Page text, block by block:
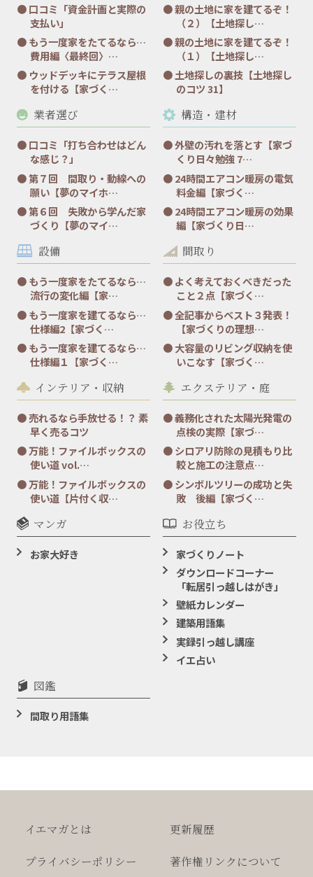
口コミ「資金計画と実際の
支払い」
もう一度家をたてるなら…
費用編〈最終回〉…
ウッドデッキにテラス屋根
を付ける【家づく…
親の土地に家を建てるぞ！
（２）【土地探し…
親の土地に家を建てるぞ！
（１）【土地探し…
土地探しの裏技【土地探し
のコツ 31】
業者選び
口コミ「打ち合わせはどん
な感じ？」
第７回 間取り・動線への
願い【夢のマイホ…
第６回 失敗から学んだ家
づくり【夢のマイ…
構造・建材
外壁の汚れを落とす【家づ
くり日々勉強 7…
24時間エアコン暖房の電気
料金編【家づく…
24時間エアコン暖房の効果
編【家づくり日…
設備
もう一度家をたてるなら…
流行の変化編【家…
もう一度家を建てるなら…
仕様編2【家づく…
もう一度家を建てるなら…
仕様編１【家づく…
間取り
よく考えておくべきだった
こと２点【家づく…
全記事からベスト３発表！
【家づくりの理想…
大容量のリビング収納を使
いこなす【家づく…
インテリア・収納
売れるなら手放せる！？ 素
早く売るコツ
万能！ファイルボックスの
使い道 vol.…
万能！ファイルボックスの
使い道【片付く収…
エクステリア・庭
義務化された太陽光発電の
点検の実際【家づ…
シロアリ防除の見積もり比
較と施工の注意点…
シンボルツリーの成功と失
敗 後編【家づく…
マンガ
お家大好き
お役立ち
家づくりノート
ダウンロードコーナー
「転居引っ越しはがき」
壁紙カレンダー
建築用語集
実録引っ越し講座
イエ占い
図鑑
間取り用語集
イエマガとは 更新履歴
プライバシーポリシー 著作権 リンクについて